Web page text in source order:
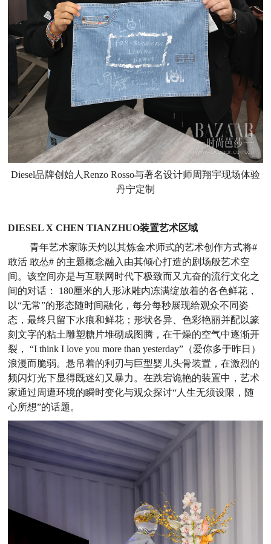
Diesel品牌创始人Renzo Rosso与著名设计师周翔宇现场体验
丹宁定制
DIESEL X CHEN TIANZHUO装置艺术区域
青年艺术家陈天灼以其炼金术师式的艺术创作方式将#
敢活 敢怂# 的主题概念融入由其倾心打造的剧场般艺术空
间。该空间亦是与互联网时代下极致而又亢奋的流行文化之
间的对话： 180厘米的人形冰雕内冻满绽放着的各色鲜花，
以“无常”的形态随时间融化，每分每秒展现给观众不同姿
态，最终只留下水痕和鲜花；形状各异、色彩艳丽并配以篆
刻文字的粘土雕塑糖片堆砌成图腾，在干燥的空气中逐渐开
裂， “I think I love you more than yesterday”（爱你多于昨日）
浪漫而脆弱。悬吊着的利刃与巨型婴儿头骨装置，在激烈的
频闪灯光下显得既迷幻又暴力。在跌宕诡艳的装置中，艺术
家通过周遭环境的瞬时变化与观众探讨“人生无须设限，随
心所想”的话题。